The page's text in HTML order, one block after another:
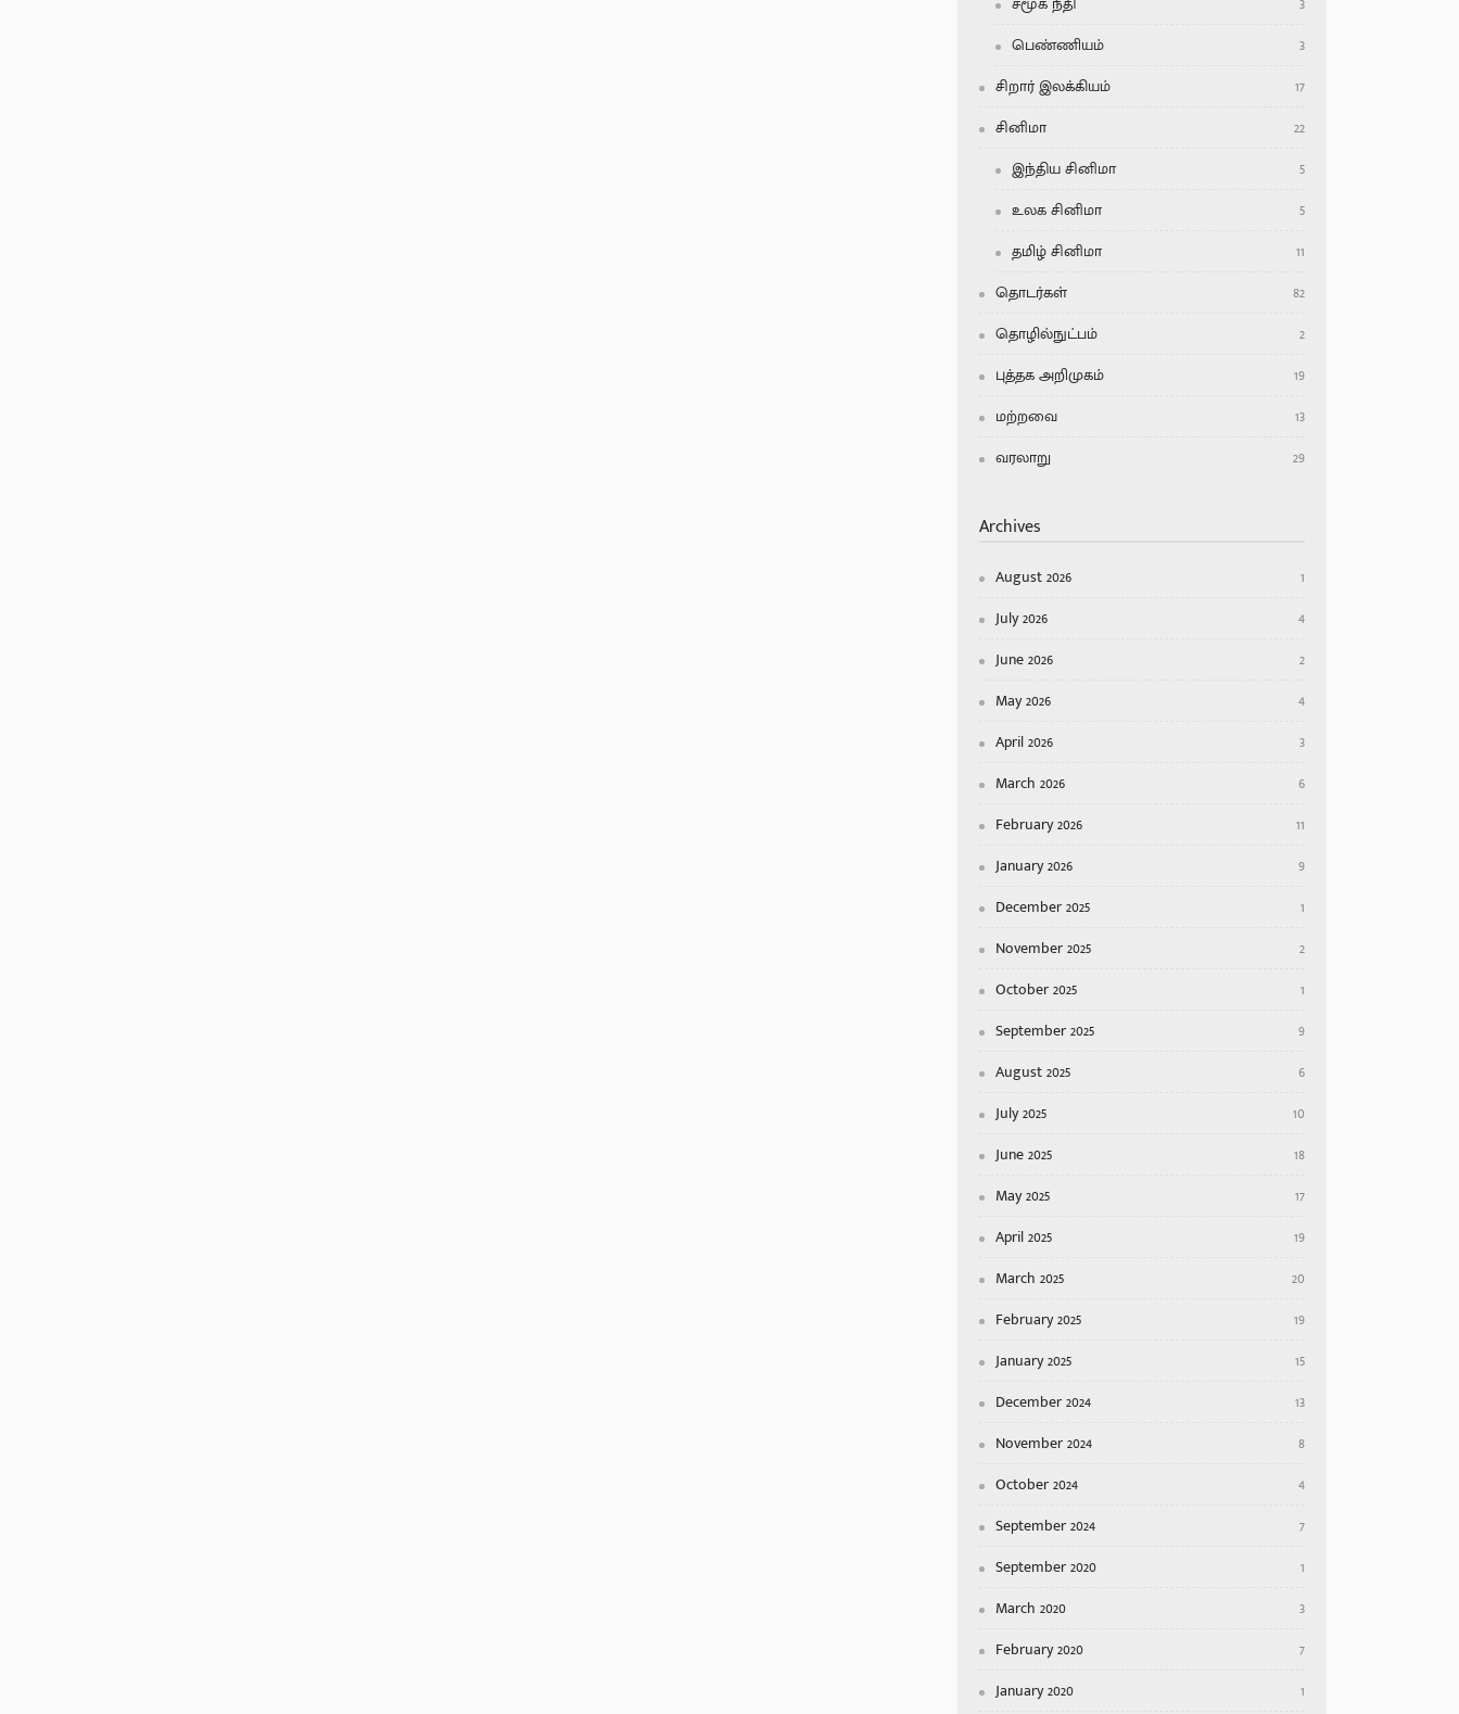
பெண்ணியம்
3
சிறார் இலக்கியம்
17
சினிமா
22
இந்திய சினிமா
5
உலக சினிமா
5
தமிழ் சினிமா
11
தொடர்கள்
82
தொழில்நுட்பம்
2
புத்தக அறிமுகம்
19
மற்றவை
13
வரலாறு
29
Archives
August 2026
1
July 2026
4
June 2026
2
May 2026
4
April 2026
3
March 2026
6
February 2026
11
January 2026
9
December 2025
1
November 2025
2
October 2025
1
September 2025
9
August 2025
6
July 2025
10
June 2025
18
May 2025
17
April 2025
19
March 2025
20
February 2025
19
January 2025
15
December 2024
13
November 2024
8
October 2024
4
September 2024
7
September 2020
1
March 2020
3
February 2020
7
January 2020
1